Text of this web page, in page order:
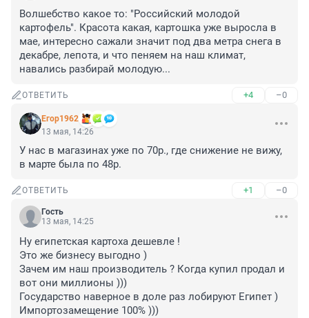
Волшебство какое то: "Российский молодой
картофель". Красота какая, картошка уже выросла в
мае, интересно сажали значит под два метра снега в
декабре, лепота, и что пеняем на наш климат,
навались разбирай молодую...
ОТВЕТИТЬ +4 –0
Егор1962
13 мая, 14:26
У нас в магазинах уже по 70р., где снижение не вижу,
в марте была по 48р.
ОТВЕТИТЬ +1 –0
Гость
13 мая, 14:25
Ну египетская картоха дешевле !
Это же бизнесу выгодно )
Зачем им наш производитель ? Когда купил продал и
вот они миллионы )))
Государство наверное в доле раз лобируют Египет )
Импортозамещение 100% )))